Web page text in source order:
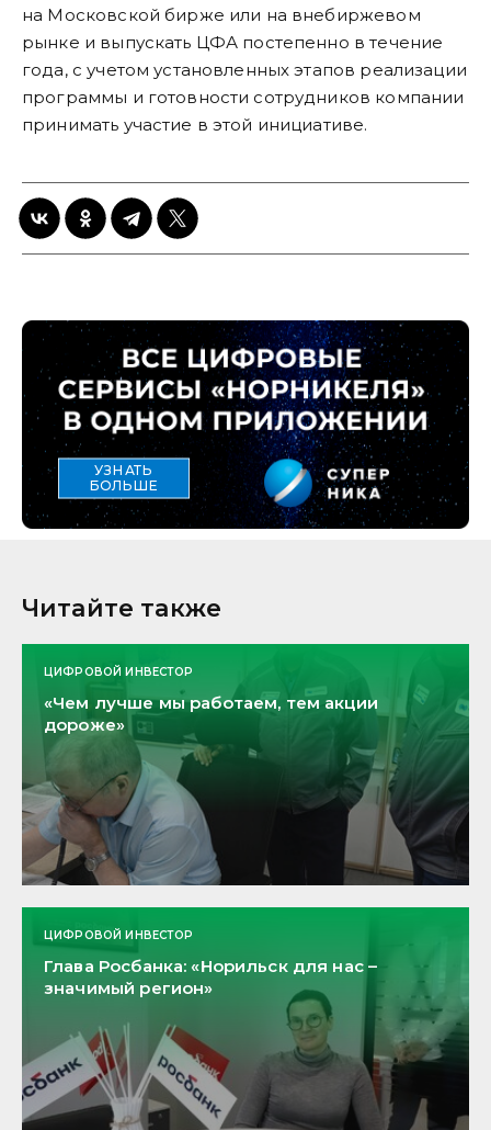
на Московской бирже или на внебиржевом
рынке и выпускать ЦФА постепенно в течение
года, с учетом установленных этапов реализации
программы и готовности сотрудников компании
принимать участие в этой инициативе.
УЗНАТЬ
БОЛЬШЕ
Читайте также
ЦИФРОВОЙ ИНВЕСТОР
«Чем лучше мы работаем, тем акции
дороже»
ЦИФРОВОЙ ИНВЕСТОР
Глава Росбанка: «Норильск для нас –
значимый регион»